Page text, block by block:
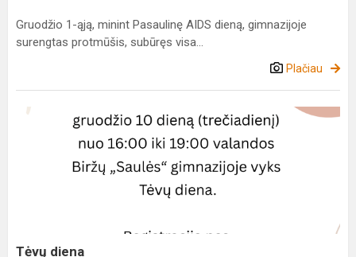
Gruodžio 1-ąją, minint Pasaulinę AIDS dieną, gimnazijoje
surengtas protmūšis, subūręs visa...
Plačiau
Tėvų
Tėvų diena